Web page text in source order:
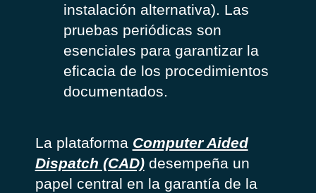
instalación alternativa). Las
pruebas periódicas son
esenciales para garantizar la
eficacia de los procedimientos
documentados.
La plataforma Computer Aided
Dispatch (CAD) desempeña un
papel central en la garantía de la